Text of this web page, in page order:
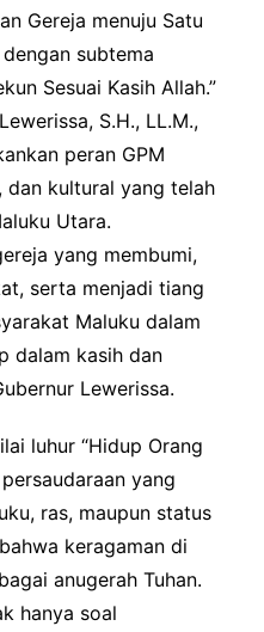
Gereja menuju Satu
subtema
Sesuai Kasih Allah.”
S.H., LL.M.,
peran GPM
dan kultural yang telah
Utara.
yang membumi,
serta menjadi tiang
Maluku dalam
dalam kasih dan
Lewerissa.
luhur “Hidup Orang
yang
ras, maupun status
keragaman di
anugerah Tuhan.
hanya soal